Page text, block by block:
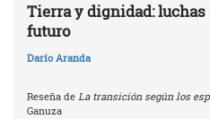
Tierra y dignidad: luchas
futuro
Darío Aranda
Reseña de La transición según los
Ganuza